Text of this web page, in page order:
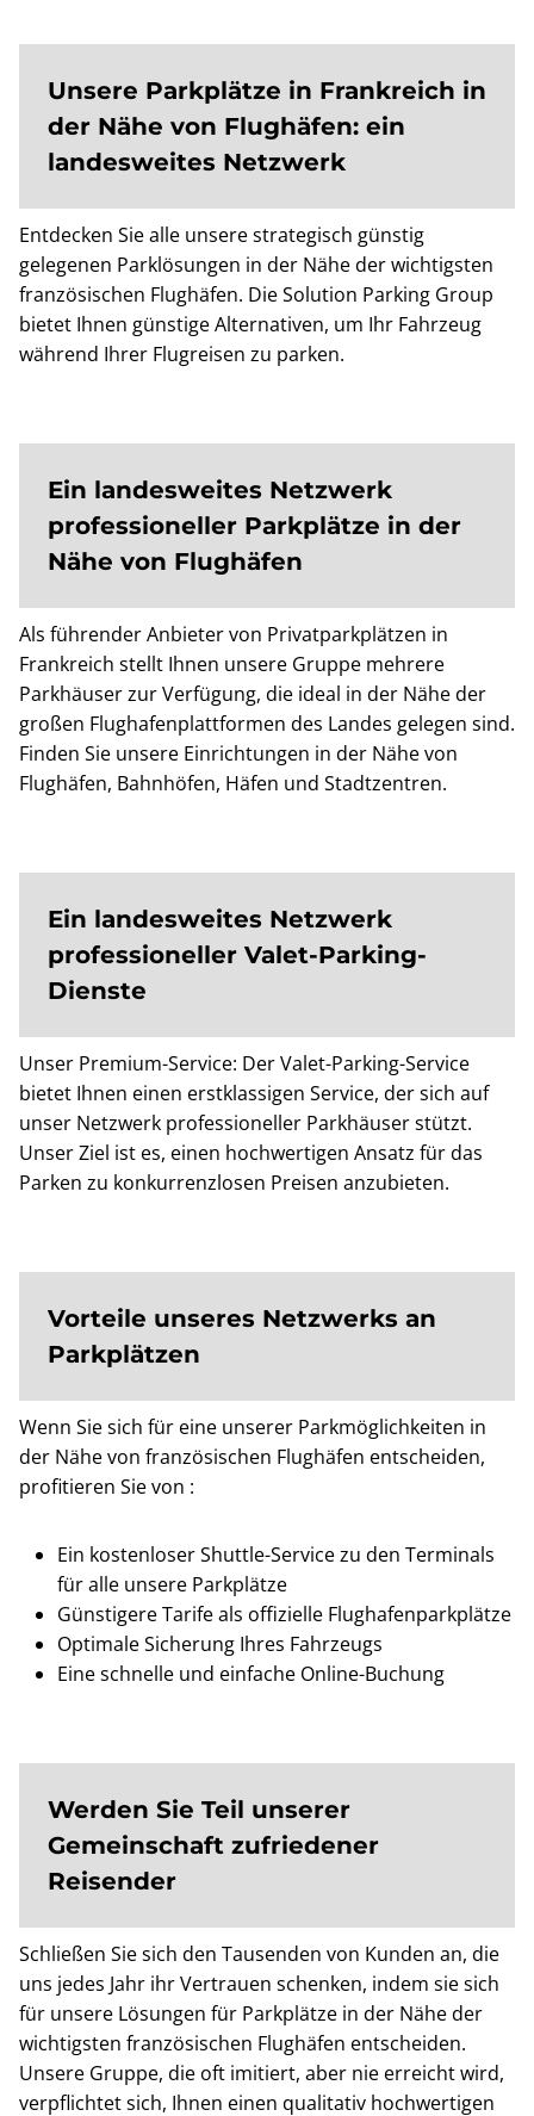
Unsere Parkplätze in Frankreich in
der Nähe von Flughäfen: ein
landesweites Netzwerk
Entdecken Sie alle unsere strategisch günstig
gelegenen Parklösungen in der Nähe der wichtigsten
französischen Flughäfen. Die Solution Parking Group
bietet Ihnen günstige Alternativen, um Ihr Fahrzeug
während Ihrer Flugreisen zu parken.
Ein landesweites Netzwerk
professioneller Parkplätze in der
Nähe von Flughäfen
Als führender Anbieter von Privatparkplätzen in
Frankreich stellt Ihnen unsere Gruppe mehrere
Parkhäuser zur Verfügung, die ideal in der Nähe der
großen Flughafenplattformen des Landes gelegen sind.
Finden Sie unsere Einrichtungen in der Nähe von
Flughäfen, Bahnhöfen, Häfen und Stadtzentren.
Ein landesweites Netzwerk
professioneller Valet-Parking-
Dienste
Unser Premium-Service: Der Valet-Parking-Service
bietet Ihnen einen erstklassigen Service, der sich auf
unser Netzwerk professioneller Parkhäuser stützt.
Unser Ziel ist es, einen hochwertigen Ansatz für das
Parken zu konkurrenzlosen Preisen anzubieten.
Vorteile unseres Netzwerks an
Parkplätzen
Wenn Sie sich für eine unserer Parkmöglichkeiten in
der Nähe von französischen Flughäfen entscheiden,
profitieren Sie von :
Ein kostenloser Shuttle-Service zu den Terminals
für alle unsere Parkplätze
Günstigere Tarife als offizielle Flughafenparkplätze
Optimale Sicherung Ihres Fahrzeugs
Eine schnelle und einfache Online-Buchung
Werden Sie Teil unserer
Gemeinschaft zufriedener
Reisender
Schließen Sie sich den Tausenden von Kunden an, die
uns jedes Jahr ihr Vertrauen schenken, indem sie sich
für unsere Lösungen für Parkplätze in der Nähe der
wichtigsten französischen Flughäfen entscheiden.
Unsere Gruppe, die oft imitiert, aber nie erreicht wird,
verpflichtet sich, Ihnen einen qualitativ hochwertigen